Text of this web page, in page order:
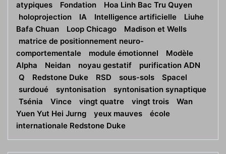
atypiques
Fondation
Hoa Linh Bac Tru Quyen
holoprojection
IA Intelligence artificielle
Liuhe
Bafa Chuan
Loop Chicago
Madison et Wells
matrice de positionnement neuro-
comportementale
module émotionnel
Modèle
Alpha
Neidan noyau gestatif
purification ADN
Q
Redstone Duke RSD sous-sols
Spacel
surdoué
syntonisation
syntonisation synaptique
Tsénia
Vince vingt quatre vingt trois
Wan
Yuen Yut Hei Jurng
yeux mauves
école
internationale Redstone Duke